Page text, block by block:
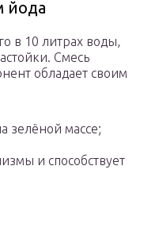
йода
в 10 литрах воды,
Смесь
обладает своим
зелёной массе;
и способствует